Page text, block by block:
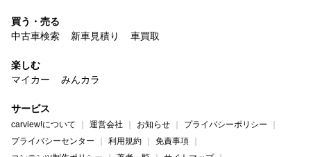
買う・売る
中古車検索
新車見積り 車買取
楽しむ
マイカー
みんカラ
サービス
carview!について 運営会社 お知らせ
プライバシーポリシー
プライバシーセンター
利用規約
免責事項